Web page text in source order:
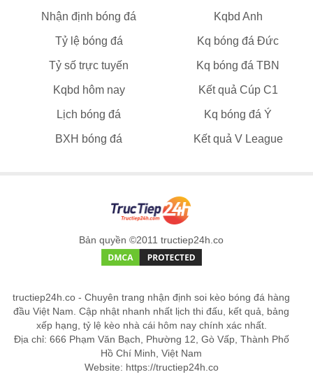
Nhận định bóng đá Kqbd Anh
Tỷ lệ bóng đá Kq bóng đá Đức
Tỷ số trực tuyến Kq bóng đá TBN
Kqbd hôm nay Kết quả Cúp C1
Lịch bóng đá Kq bóng đá Ý
BXH bóng đá Kết quả V League
Bản quyền ©2011 tructiep24h.co
tructiep24h.co - Chuyên trang nhận định soi kèo bóng đá hàng
đầu Việt Nam. Cập nhật nhanh nhất lịch thi đấu, kết quả, bảng
xếp hạng, tỷ lệ kèo nhà cái hôm nay chính xác nhất.
Địa chỉ: 666 Phạm Văn Bạch, Phường 12, Gò Vấp, Thành Phố
Hồ Chí Minh, Việt Nam
Website: https://tructiep24h.co